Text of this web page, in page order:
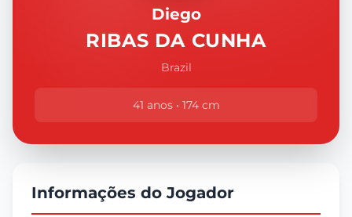
Diego
RIBAS DA CUNHA
Brazil
41 anos • 174 cm
Informações do Jogador